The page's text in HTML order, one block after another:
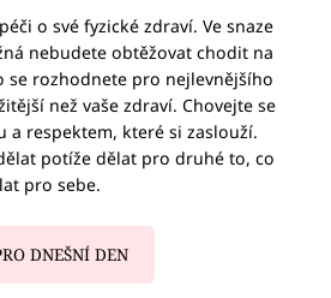
o své fyzické zdraví. Ve snaze
nebudete obtěžovat chodit na
rozhodnete pro nejlevnějšího
než vaše zdraví. Chovejte se
a respektem, které si zaslouží.
potíže dělat pro druhé to, co
pro sebe.
DNEŠNÍ DEN